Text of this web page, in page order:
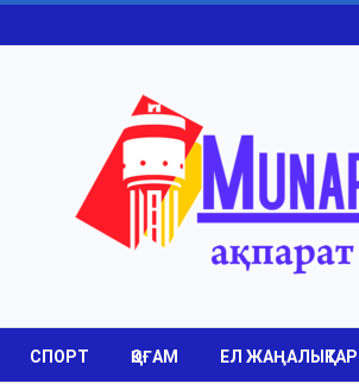
СПОРТ ҚОҒАМ ЕЛ